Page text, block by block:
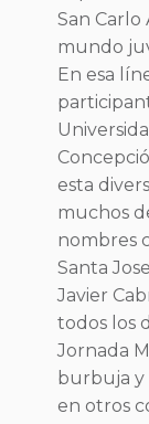
San Carlo
mundo
En esa
esta
muchos
nombres
Santa
Javier
todos los
Jornada
burbuja y
en otros